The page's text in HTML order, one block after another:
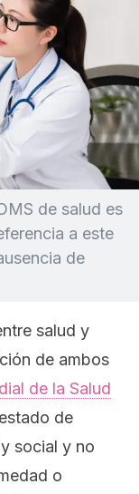
de salud es
a este
de
salud y
de ambos
de la Salud
de
social y no
o